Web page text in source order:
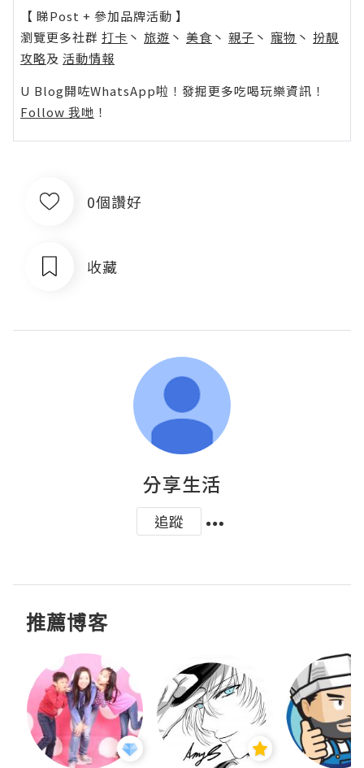
【 睇Post + 參加品牌活動 】
瀏覽更多社群 打卡 丶 旅遊 丶 美食 丶 親子 丶 寵物 丶 扮靚
攻略及 活動情報
U Blog開咗WhatsApp啦！發掘更多吃喝玩樂資訊！
Follow 我哋 ！
0個讚好
收藏
分享生活
追蹤
推薦博客